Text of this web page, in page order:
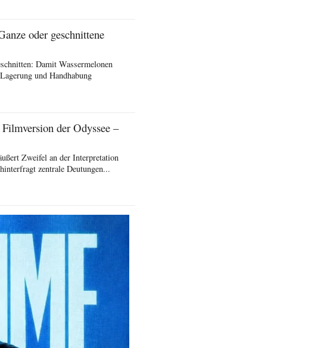
oder geschnittene
Damit Wassermelonen
und Handhabung
der Odyssee –
Zweifel an der Interpretation
zentrale Deutungen...